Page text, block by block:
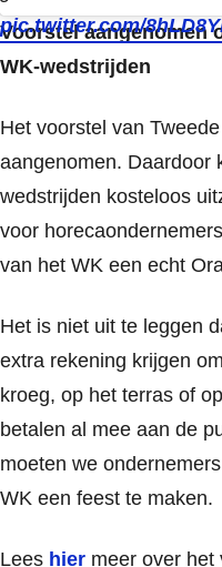
pic.twitter.com/
Voorstel aangenomen
WK-wedstrijden
Het voorstel van
aangenomen. Daardoor
wedstrijden kosteloos
voor
van het WK een echt
Het is niet uit te leggen
extra rekening krijgen
kroeg, op het terras of
betalen al mee aan de
moeten we
WK een feest te maken.
Lees hier meer over het